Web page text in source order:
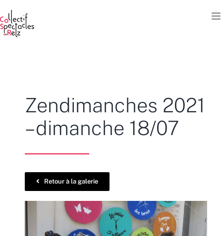
au
contenu
Zendimanches 2021
– dimanche 18/07
Retour à la galerie